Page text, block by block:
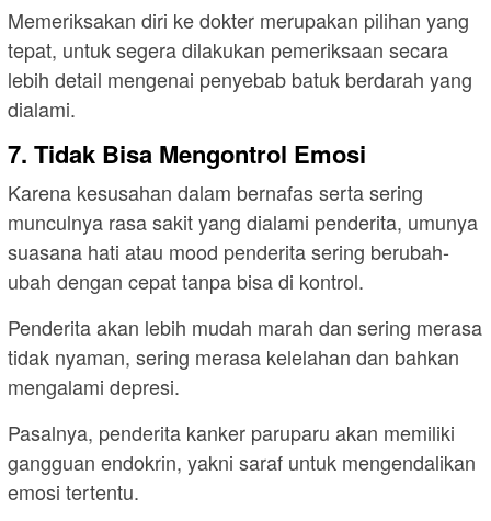
Memeriksakan diri ke dokter merupakan pilihan yang
tepat, untuk segera dilakukan pemeriksaan secara
lebih detail mengenai penyebab batuk berdarah yang
dialami.
7. Tidak Bisa Mengontrol Emosi
Karena kesusahan dalam bernafas serta sering
munculnya rasa sakit yang dialami penderita, umunya
suasana hati atau mood penderita sering berubah-
ubah dengan cepat tanpa bisa di kontrol.
Penderita akan lebih mudah marah dan sering merasa
tidak nyaman, sering merasa kelelahan dan bahkan
mengalami depresi.
Pasalnya, penderita kanker paruparu akan memiliki
gangguan endokrin, yakni saraf untuk mengendalikan
emosi tertentu.